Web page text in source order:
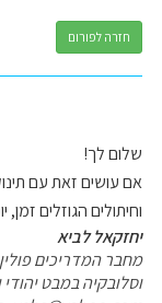
חזרה לפורום
שלום לך!
אם עושים זאת עם
וחיתולים הגוזלים זמן,
יחזקאל לביא
מחבר המדריכים פולין
וסלובקיה במבט יהודי